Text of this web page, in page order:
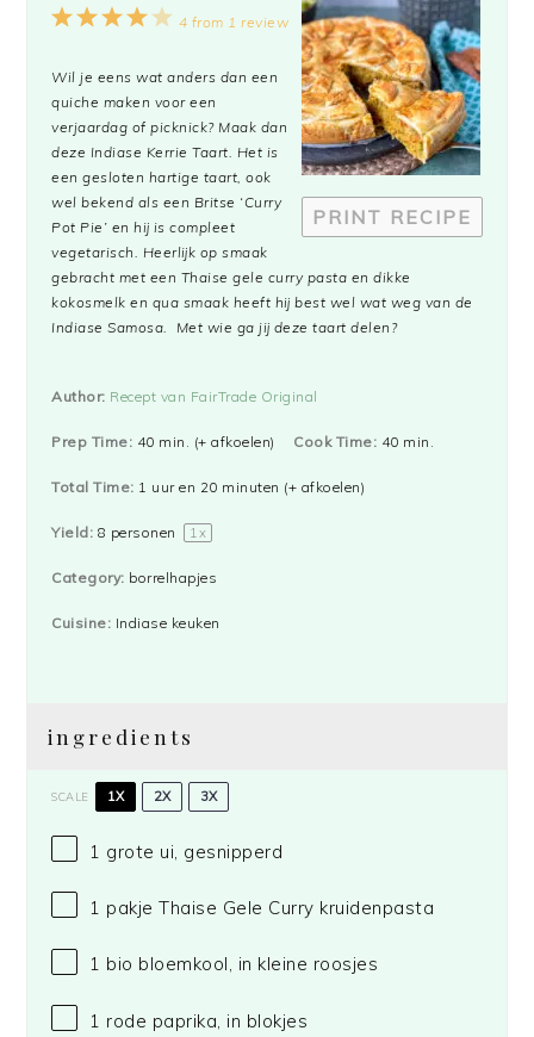
PRINT RECIPE
5
4
3
2
1
4 from 1 review
Wil je eens wat anders dan een
quiche maken voor een
verjaardag of picknick? Maak dan
deze Indiase Kerrie Taart. Het is
een gesloten hartige taart, ook
wel bekend als een Britse ‘Curry
Pot Pie’ en hij is compleet
vegetarisch. Heerlijk op smaak
gebracht met een Thaise gele curry pasta en dikke
kokosmelk en qua smaak heeft hij best wel wat weg van de
Indiase Samosa. Met wie ga jij deze taart delen?
Author: Recept van FairTrade Original
Prep Time: 40 min. (+ afkoelen) Cook Time: 40 min.
Total Time: 1 uur en 20 minuten (+ afkoelen)
Yield: 8 personen 1x
Category: borrelhapjes
Cuisine: Indiase keuken
ingredients
SCALE 1X 2X 3X
1 grote ui, gesnipperd
1 pakje Thaise Gele Curry kruidenpasta
1 bio bloemkool, in kleine roosjes
1 rode paprika, in blokjes